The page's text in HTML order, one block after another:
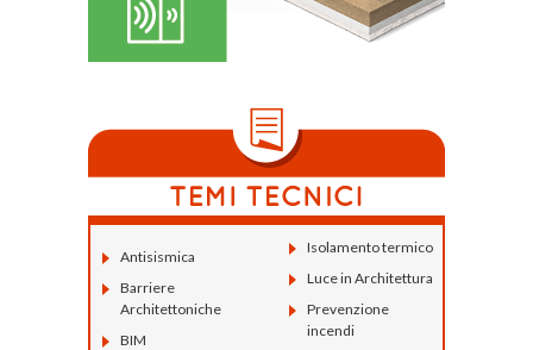
Antisismica
Barriere
Architettoniche
BIM
Isolamento termico
Luce in Architettura
Prevenzione
incendi